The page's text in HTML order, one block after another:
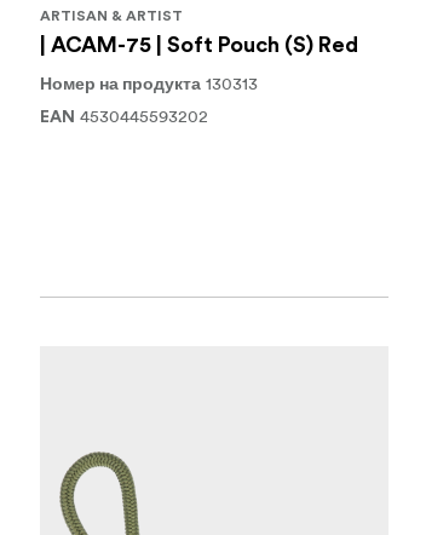
ARTISAN & ARTIST
| ACAM-75 | Soft Pouch (S) Red
Номер на продукта 130313
EAN 4530445593202